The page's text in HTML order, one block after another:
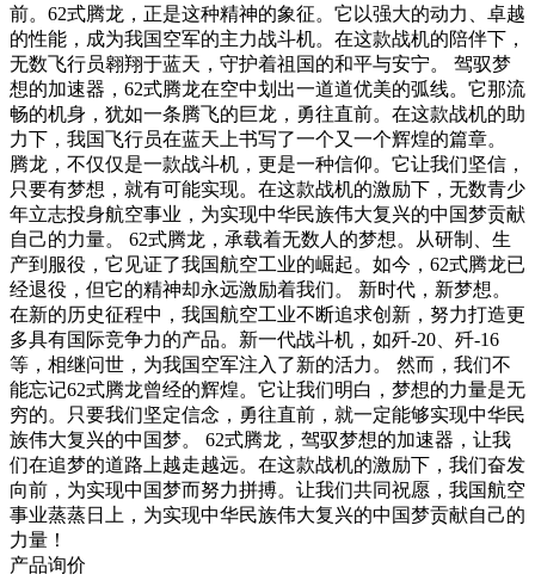
前。62式腾龙，正是这种精神的象征。它以强大的动力、卓越
的性能，成为我国空军的主力战斗机。在这款战机的陪伴下，
无数飞行员翱翔于蓝天，守护着祖国的和平与安宁。 驾驭梦
想的加速器，62式腾龙在空中划出一道道优美的弧线。它那流
畅的机身，犹如一条腾飞的巨龙，勇往直前。在这款战机的助
力下，我国飞行员在蓝天上书写了一个又一个辉煌的篇章。
腾龙，不仅仅是一款战斗机，更是一种信仰。它让我们坚信，
只要有梦想，就有可能实现。在这款战机的激励下，无数青少
年立志投身航空事业，为实现中华民族伟大复兴的中国梦贡献
自己的力量。 62式腾龙，承载着无数人的梦想。从研制、生
产到服役，它见证了我国航空工业的崛起。如今，62式腾龙已
经退役，但它的精神却永远激励着我们。 新时代，新梦想。
在新的历史征程中，我国航空工业不断追求创新，努力打造更
多具有国际竞争力的产品。新一代战斗机，如歼-20、歼-16
等，相继问世，为我国空军注入了新的活力。 然而，我们不
能忘记62式腾龙曾经的辉煌。它让我们明白，梦想的力量是无
穷的。只要我们坚定信念，勇往直前，就一定能够实现中华民
族伟大复兴的中国梦。 62式腾龙，驾驭梦想的加速器，让我
们在追梦的道路上越走越远。在这款战机的激励下，我们奋发
向前，为实现中国梦而努力拼搏。让我们共同祝愿，我国航空
事业蒸蒸日上，为实现中华民族伟大复兴的中国梦贡献自己的
力量！
产品询价